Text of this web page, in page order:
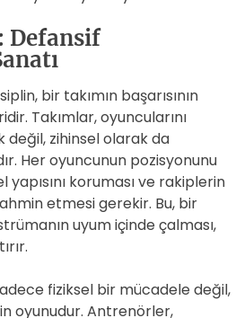
Defansif
bir takımın başarısının
Takımlar, oyuncularını
değil, zihinsel olarak da
Her oyuncunun pozisyonunu
yapısını koruması ve rakiplerin
etmesi gerekir. Bu, bir
uyum içinde çalması,
fiziksel bir mücadele değil,
oyunudur. Antrenörler,